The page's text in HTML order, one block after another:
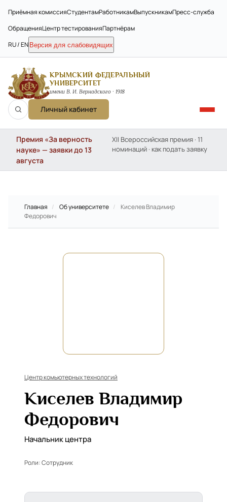
Приёмная комиссияСтудентамРаботникамВыпускникамПресс-служба
ОбращенияЦентр тестированияПартнёрам
RU / EN Версия для слабовидящих
КРЫМСКИЙ ФЕДЕРАЛЬНЫЙ
УНИВЕРСИТЕТ
имени В. И. Вернадского · 1918
Личный кабинет
Премия «За верность
науке» — заявки до 13
августа
XII Всероссийская премия · 11
номинаций · как подать заявку
Главная / Об университете /
Киселев Владимир
Федорович
Центр комьютерных технологий
Киселев Владимир
Федорович
Начальник центра
Роли:Сотрудник